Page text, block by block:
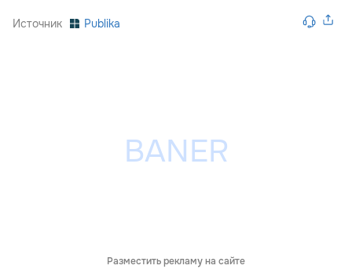
Источник Publika
Разместить рекламу на сайте